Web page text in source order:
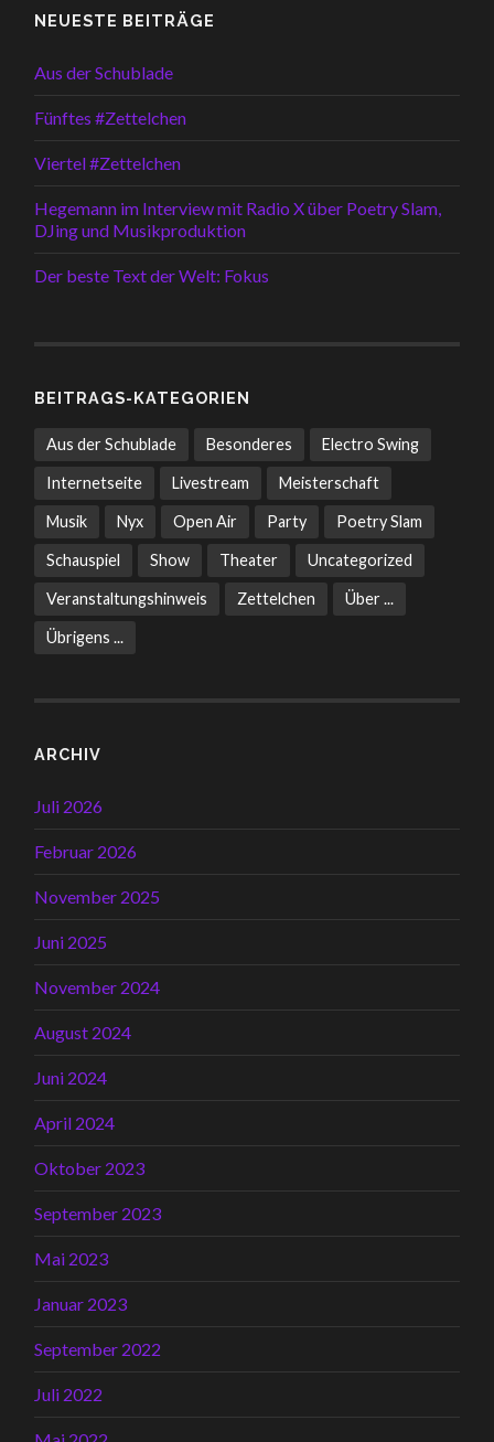
NEUESTE BEITRÄGE
Aus der Schublade
Fünftes #Zettelchen
Viertel #Zettelchen
Hegemann im Interview mit Radio X über Poetry Slam,
DJing und Musikproduktion
Der beste Text der Welt: Fokus
BEITRAGS-KATEGORIEN
Aus der Schublade Besonderes Electro Swing
Internetseite Livestream Meisterschaft
Musik Nyx Open Air Party Poetry Slam
Schauspiel Show Theater Uncategorized
Veranstaltungshinweis Zettelchen Über ...
Übrigens ...
ARCHIV
Juli 2026
Februar 2026
November 2025
Juni 2025
November 2024
August 2024
Juni 2024
April 2024
Oktober 2023
September 2023
Mai 2023
Januar 2023
September 2022
Juli 2022